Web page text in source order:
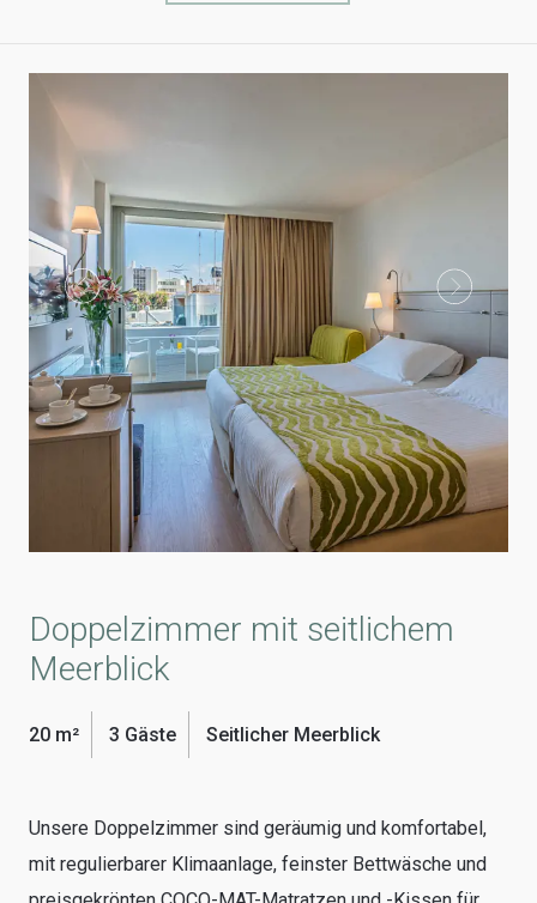
Doppelzimmer mit seitlichem
Meerblick
20 m² 3 Gäste Seitlicher Meerblick
Unsere Doppelzimmer sind geräumig und komfortabel,
mit regulierbarer Klimaanlage, feinster Bettwäsche und